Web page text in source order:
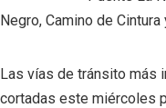
Negro, Camino de
Las vías de tránsito más
cortadas este miércoles